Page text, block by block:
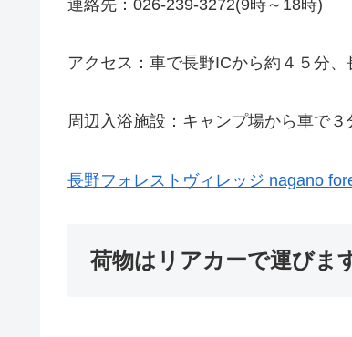
連絡先：026-239-3272(9時～18時)
アクセス：車で長野ICから約４５分、
周辺入浴施設：キャンプ場から車で
長野フォレストヴィレッジ nagano
荷物はリアカーで運びま